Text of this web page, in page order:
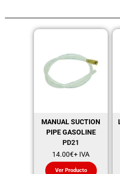
MANUAL SUCTION
PIPE GASOLINE
PD21
14.00€+ IVA
Ver Producto